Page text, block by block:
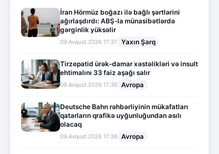
İran Hörmüz boğazı ilə bağlı şərtlərini
ağırlaşdırdı: ABŞ-la münasibətlərdə
gərginlik yüksəlir
09.Avqust.2026 17:37 Yaxın Şərq
Tirzepatid ürək-damar xəstəlikləri və insult
ehtimalını 33 faiz aşağı salır
09.Avqust.2026 17:36 Avropa
Deutsche Bahn rəhbərliyinin mükafatları
qatarların qrafikə uyğunluğundan asılı
olacaq
09.Avqust.2026 17:36 Avropa